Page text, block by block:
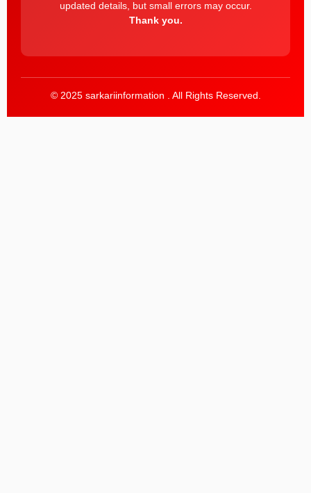
updated details, but small errors may occur.
Thank you.
© 2025 sarkariinformation . All Rights Reserved.